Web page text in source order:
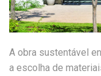
A obra sustentável
a escolha de